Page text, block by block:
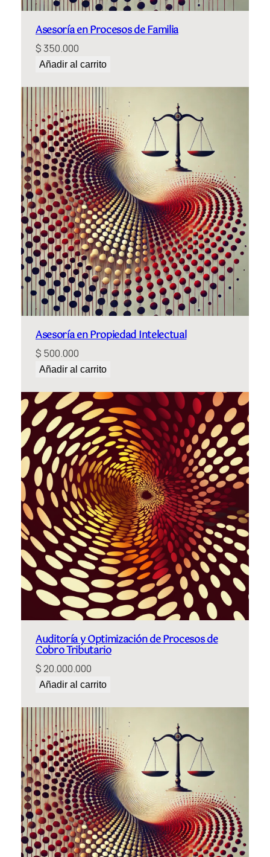
i
d
a
d
Asesoría en Procesos de Familia
$350.000
Añadir al carrito
Asesoría en Propiedad Intelectual
$ 500.000
Añadir al carrito
Auditoría y Optimización de Procesos de
Cobro Tributario
$20.000.000
Añadir al carrito